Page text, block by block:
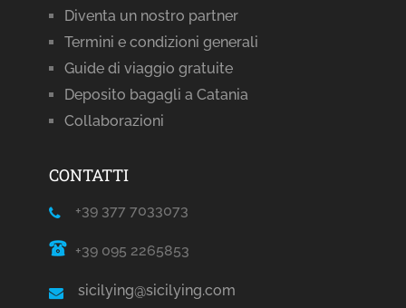
Diventa un nostro partner
Termini e condizioni generali
Guide di viaggio gratuite
Deposito bagagli a Catania
Collaborazioni
CONTATTI
+39 377 7033073
+39 095 2265853
sicilying@sicilying.com